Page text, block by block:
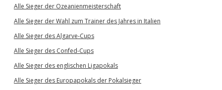
Alle Sieger der Ozeanienmeisterschaft
Alle Sieger der Wahl zum Trainer des Jahres in Italien
Alle Sieger des Algarve-Cups
Alle Sieger des Confed-Cups
Alle Sieger des englischen Ligapokals
Alle Sieger des Europapokals der Pokalsieger